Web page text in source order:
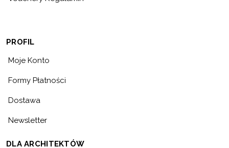
PROFIL
Moje Konto
Formy Płatności
Dostawa
Newsletter
DLA ARCHITEKTÓW